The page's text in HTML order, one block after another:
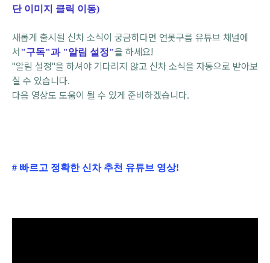
단 이미지 클릭 이동)
새롭게 출시될 신차 소식이 궁금하다면 연못구름 유튜브 채널에
서"구독"과 "알림 설정"을 하세요!
"알림 설정"을 하셔야 기다리지 않고 신차 소식을 자동으로 받아보
실 수 있습니다.
다음 영상도 도움이 될 수 있게 준비하겠습니다.
# 빠르고 정확한 신차 추천 유튜브 영상!